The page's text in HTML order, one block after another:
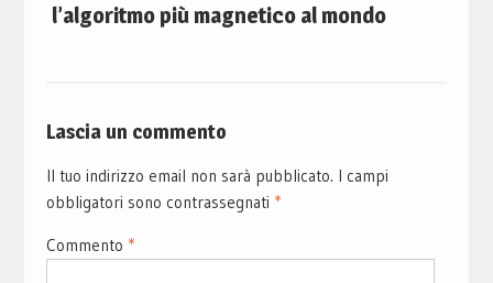
l’algoritmo più magnetico al mondo
Lascia un commento
Il tuo indirizzo email non sarà pubblicato. I campi
obbligatori sono contrassegnati *
Commento *